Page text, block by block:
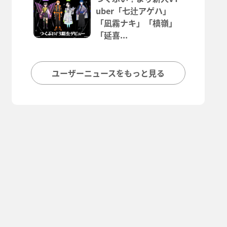
uber「七辻アゲハ」
「凪霧ナキ」「槙嶺」
「延喜...
ユーザーニュースをもっと見る